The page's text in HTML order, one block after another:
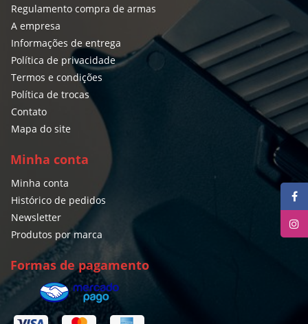
Regulamento compra de armas
A empresa
Informações de entrega
Política de privacidade
Termos e condições
Política de trocas
Contato
Mapa do site
Minha conta
Minha conta
Histórico de pedidos
Newsletter
Produtos por marca
Formas de pagamento